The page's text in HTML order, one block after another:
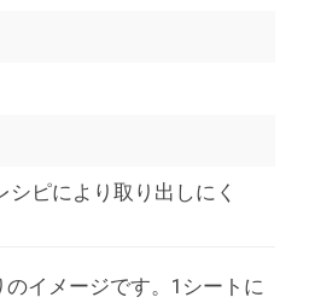
シピにより取り出しにく
イメージです。1シートに